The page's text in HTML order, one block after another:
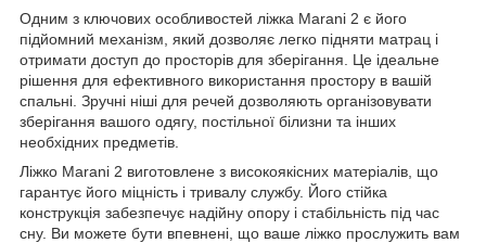
Одним з ключових особливостей ліжка Marani 2 є його
підйомний механізм, який дозволяє легко підняти матрац і
отримати доступ до просторів для зберігання. Це ідеальне
рішення для ефективного використання простору в вашій
спальні. Зручні ніші для речей дозволяють організовувати
зберігання вашого одягу, постільної білизни та інших
необхідних предметів.
Ліжко Marani 2 виготовлене з високоякісних матеріалів, що
гарантує його міцність і тривалу службу. Його стійка
конструкція забезпечує надійну опору і стабільність під час
сну. Ви можете бути впевнені, що ваше ліжко прослужить вам